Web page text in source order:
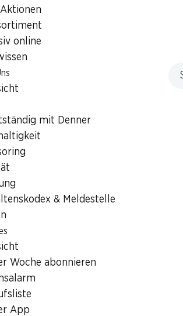
online
mit Denner
& Meldestelle
Woche abonnieren
App
Newsletter immer auf dem neusten Stand.